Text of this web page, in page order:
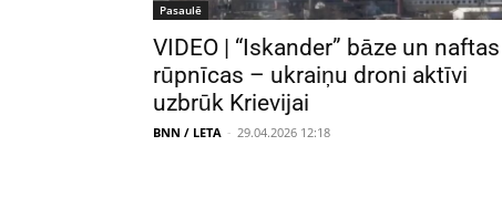
Pasaulē
VIDEO | “Iskander” bāze un naftas
rūpnīcas – ukraiņu droni aktīvi
uzbrūk Krievijai
BNN / LETA - 29.04.2026 12:18